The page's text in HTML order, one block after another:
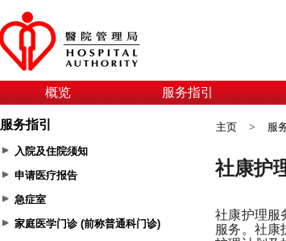
概览 服务指引
服务指引
入院及住院须知
申请医疗报告
急症室
家庭医学门诊 (前称普通科门诊)
主页 > 服